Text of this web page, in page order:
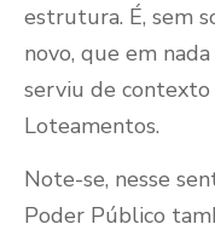
estrutura. É, sem
novo, que em
serviu de contexto
Loteamentos.
Note-se, nesse
Poder Público